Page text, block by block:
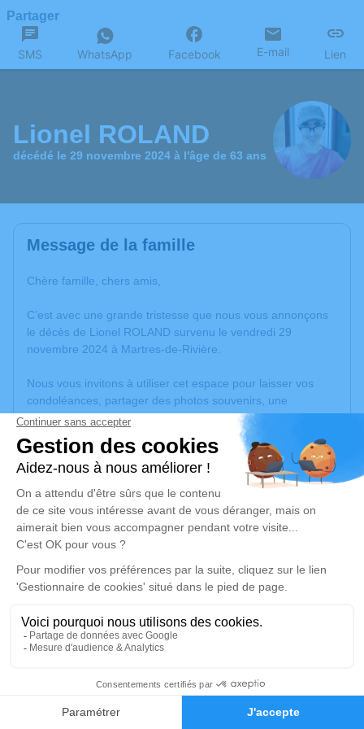
Faire-part Hommages
Partager
SMS WhatsApp Facebook E-mail Lien
Lionel ROLAND
décédé le 29 novembre 2024 à l'âge de 63 ans
Message de la famille
Chère famille, chers amis,
C’est avec une grande tristesse que nous vous annonçons
le décès de Lionel ROLAND survenu le vendredi 29
novembre 2024 à Martres-de-Rivière.
Nous vous invitons à utiliser cet espace pour laisser vos
condoléances, partager des photos souvenirs, une
anecdote ou exprimer vos pensées à travers des poèmes
ou des textes. Cet endroit est un lieu d'expression dédié à
honorer la mémoire de Lionel ROLAND.
Un service de plantation d’arbre hommage estdisponible
mercredi 04 décembre 2024 à 08h45
Crématorium de Pau
Rue Pierre Brossolette